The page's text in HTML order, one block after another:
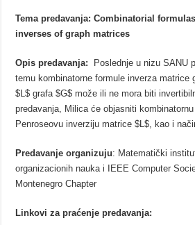
Tema predavanja: Combinatorial
inverses of graph matrices
Opis predavanja: Poslednje u nizu SANU
temu kombinatorne formule inverza matrice
$L$ grafa $G$ može ili ne mora biti
predavanja, Milica će objasniti
Penroseovu inverziju matrice $L$, kao i
Predavanje organizuju: Matematički
organizacionih nauka i IEEE Computer
Montenegro Chapter
Linkovi za praćenje predavanja: